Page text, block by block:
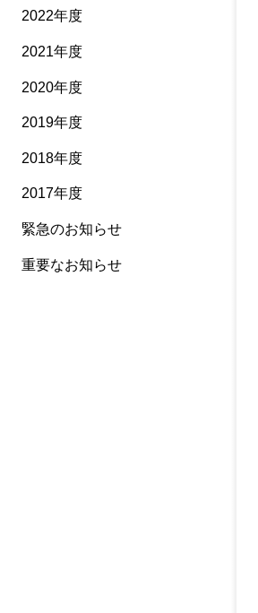
2022年度
2021年度
2020年度
2019年度
2018年度
2017年度
緊急のお知らせ
重要なお知らせ